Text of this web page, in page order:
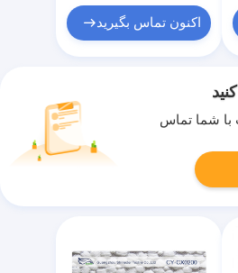
اکنون تماس بگیرید
با شما تماس